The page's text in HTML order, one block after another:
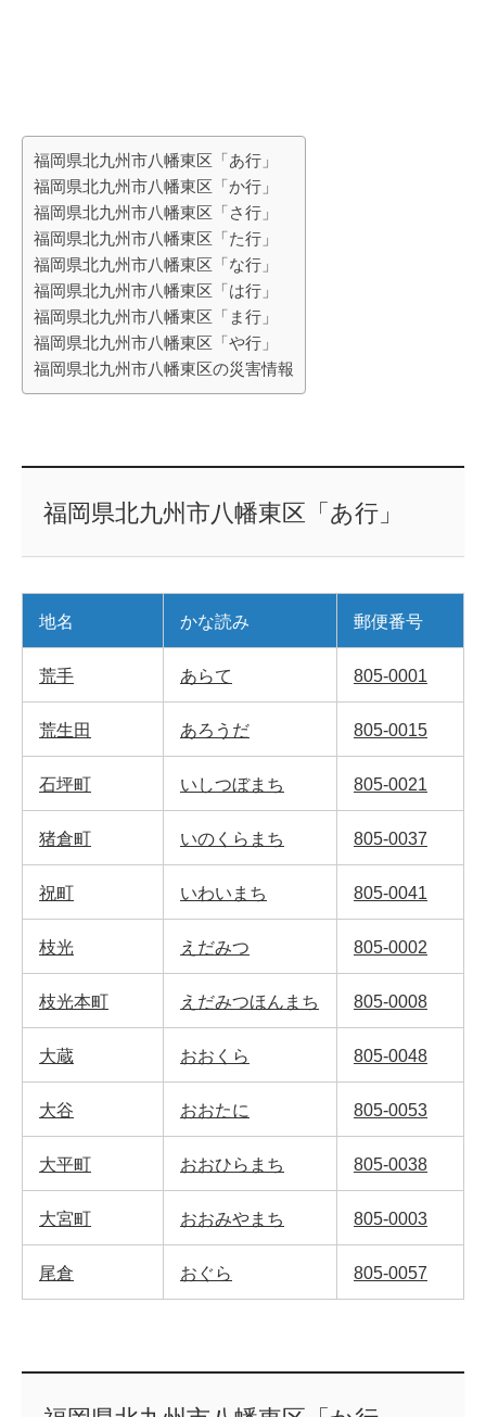
福岡県北九州市八幡東区「あ行」
福岡県北九州市八幡東区「か行」
福岡県北九州市八幡東区「さ行」
福岡県北九州市八幡東区「た行」
福岡県北九州市八幡東区「な行」
福岡県北九州市八幡東区「は行」
福岡県北九州市八幡東区「ま行」
福岡県北九州市八幡東区「や行」
福岡県北九州市八幡東区の災害情報
福岡県北九州市八幡東区「あ行」
地名 かな読み 郵便番号
荒手 あらて 805-0001
荒生田 あろうだ 805-0015
石坪町 いしつぼまち 805-0021
猪倉町 いのくらまち 805-0037
祝町 いわいまち 805-0041
枝光 えだみつ 805-0002
枝光本町 えだみつほんまち 805-0008
大蔵 おおくら 805-0048
大谷 おおたに 805-0053
大平町 おおひらまち 805-0038
大宮町 おおみやまち 805-0003
尾倉 おぐら 805-0057